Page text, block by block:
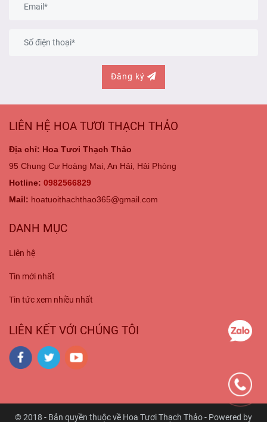
Đăng ký
LIÊN HỆ HOA TƯƠI THẠCH THẢO
Địa chỉ: Hoa Tươi Thạch Thảo
95 Chung Cư Hoàng Mai, An Hải, Hải Phòng
Hotline: 0982566829
Mail: hoatuoithachthao365@gmail.com
DANH MỤC
Liên hệ
Tin mới nhất
Tin tức xem nhiều nhất
LIÊN KẾT VỚI CHÚNG TÔI
© 2018 - Bản quyền thuộc về Hoa Tươi Thạch Thảo - Powered by